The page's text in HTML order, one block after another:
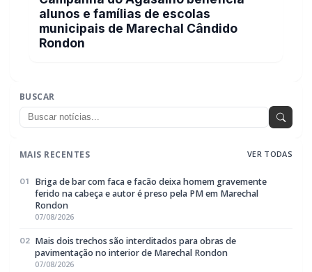
BUSCAR
MAIS RECENTES
01
Briga de bar com faca e facão deixa homem gravemente
Rondon
07/08/2026
02
Mais dois trechos são interditados para obras de
pavimentação no interior de Marechal Rondon
07/08/2026
Toledo
07/08/2026